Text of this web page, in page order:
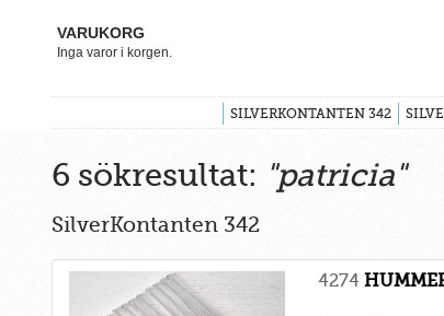
VARUKORG
Inga varor i korgen.
SILVERKONTANTEN 342
6 sökresultat: "patricia"
SilverKontanten 342
4274